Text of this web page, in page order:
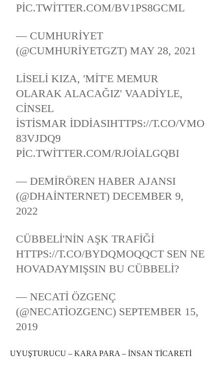
PIC.TWITTER.COM/BV1PS8GCML
— CUMHURIYET
(@CUMHURIYETGZT)MAY 28, 2021
LISELI KIZA, 'MİT'E MEMUR
OLARAK ALACAĞIZ' VAADIYLE,
CINSEL
ISTISMAR IDDIASIHTTPS://T.CO/VMO
83VJDQ9
PIC.TWITTER.COM/RJOIALGQBI
— DEMIRÖREN HABER AJANSI
(@DHAINTERNET)DECEMBER 9,
2022
CÜBBELI'NIN AŞK TRAFIĞI
HTTPS://T.CO/BYDQMOQQCT SEN NE
HOVADAYMIŞSIN BU CÜBBELİ?
— NECATI ÖZGENÇ
(@NECATIOZGENC) SEPTEMBER 15,
2019
UYUŞTURUCU – KARA PARA – İNSAN TİCARETİ